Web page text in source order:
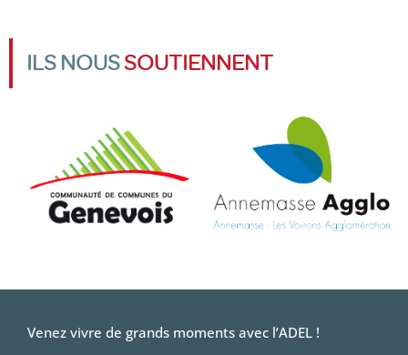
ILS NOUSSOUTIENNENT
Venez vivre de grands moments avec l’ADEL !